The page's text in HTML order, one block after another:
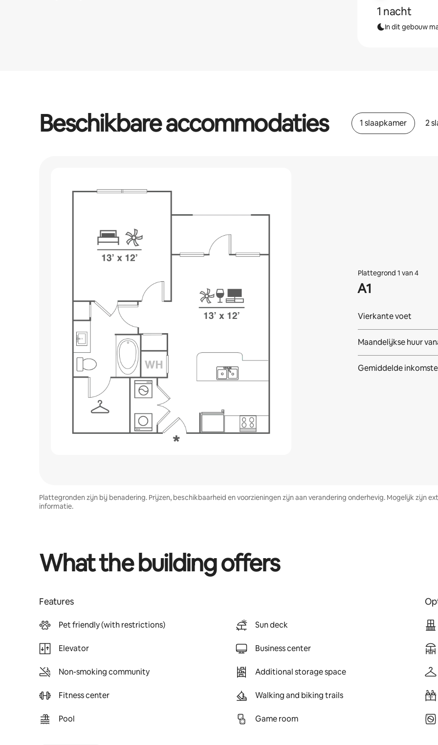
1 nacht
In dit gebouw
Beschikbare accommodaties 1 slaapkamer 2
Plattegrond 1 van 4
A1
Vierkante voet
Maandelijkse huur
Gemiddelde
Plattegronden zijn bij benadering. Prijzen, beschikbaarheid en voorzieningen zijn aan verandering onderhevig. Mogelijk zijn
informatie.
What the building offers
Features
Pet friendly (with restrictions)
Elevator
Non-smoking community
Fitness center
Pool
Sun deck
Business center
Additional storage space
Walking and biking trails
Game room